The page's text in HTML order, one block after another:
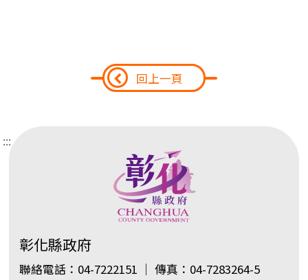
回上一頁
:::
彰化縣政府
聯絡電話：04-7222151 ｜ 傳真：04-7283264-5